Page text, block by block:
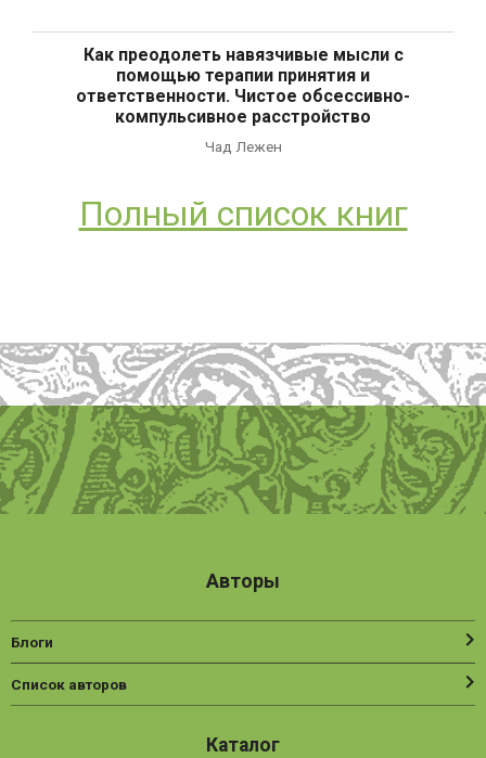
Как преодолеть навязчивые мысли с
помощью терапии принятия и
ответственности. Чистое обсессивно-
компульсивное расстройство
Чад Лежен
Полный список книг
Авторы
Блоги
Список авторов
Каталог